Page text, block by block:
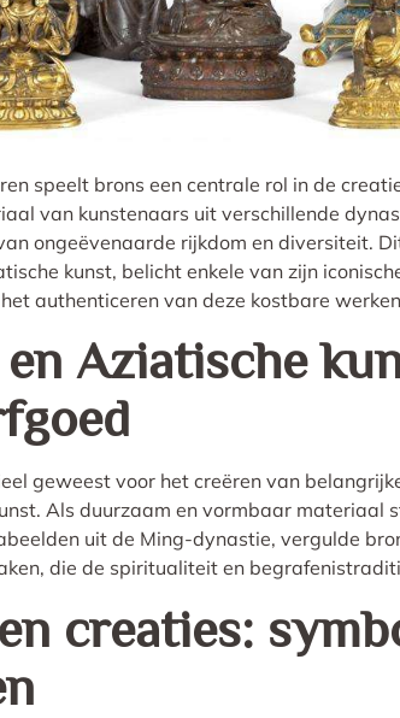
speelt brons een centrale rol in de
van kunstenaars uit verschillende
ongeëvenaarde rijkdom en diversiteit.
kunst, belicht enkele van zijn
authenticeren van deze kostbare
Aziatische
geweest voor het creëren van
Als duurzaam en vormbaar materiaal
uit de Ming-dynastie, vergulde
die de spiritualiteit en
creaties: